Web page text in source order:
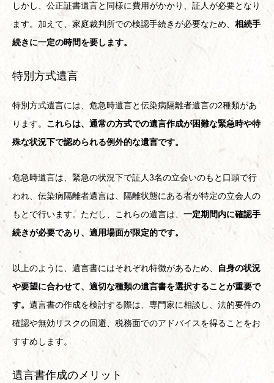
しかし、公正証書遺言と同様に費用がかかり、証人が必要となり
ます。加えて、家庭裁判所での検認手続きが必要なため、 相続手
続きに一定の時間を要します。
特別方式遺言
特別方式遺言には、危急時遺言と伝染病隔離者遺言の2種類があ
ります。 これらは、通常の方式での遺言作成が困難な緊急時や特
殊な状況下で認められる例外的な遺言です。
危急時遺言は、緊急の状況下で証人3名の立会いのもと口頭で行
われ、伝染病隔離者遺言は、隔離状態にある者が特定の立会人の
もとで行います。ただし、これらの遺言は、 一定期間内に確認手
続きが必要であり、適用場面が限定的です。
以上のように、遺言書にはそれぞれ特徴があるため、
自身の状況
や要望に合わせて、適切な種類の遺言書を選択することが重要で
す。 遺言書の作成を検討する際は、専門家に相談し、法的要件の
確認や無効リスクの回避、税務面でのアドバイスを得ることをお
すすめします。
遺言書作成のメリット